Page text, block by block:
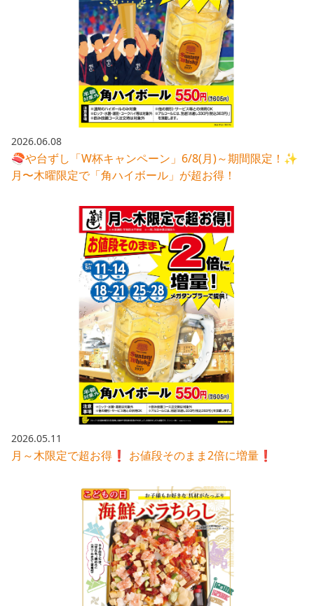
2026.06.08
🍣や台ずし「W杯キャンペーン」6/8(月)～期間限定！✨
月〜木曜限定で「角ハイボール」が超お得！
2026.05.11
月～木限定で超お得❗️ お値段そのまま2倍に増量❗️